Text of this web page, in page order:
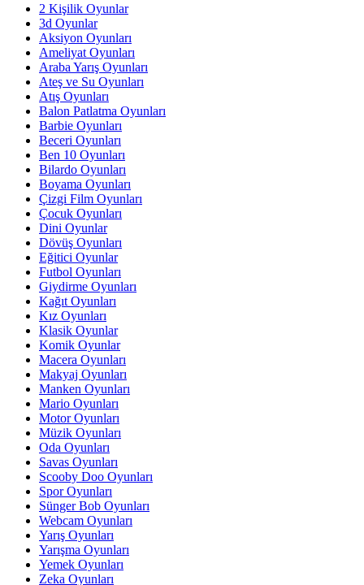
2 Kişilik Oyunlar
3d Oyunlar
Aksiyon Oyunları
Ameliyat Oyunları
Araba Yarış Oyunları
Ateş ve Su Oyunları
Atış Oyunları
Balon Patlatma Oyunları
Barbie Oyunları
Beceri Oyunları
Ben 10 Oyunları
Bilardo Oyunları
Boyama Oyunları
Çizgi Film Oyunları
Çocuk Oyunları
Dini Oyunlar
Dövüş Oyunları
Eğitici Oyunlar
Futbol Oyunları
Giydirme Oyunları
Kağıt Oyunları
Kız Oyunları
Klasik Oyunlar
Komik Oyunlar
Macera Oyunları
Makyaj Oyunları
Manken Oyunları
Mario Oyunları
Motor Oyunları
Müzik Oyunları
Oda Oyunları
Savas Oyunları
Scooby Doo Oyunları
Spor Oyunları
Sünger Bob Oyunları
Webcam Oyunları
Yarış Oyunları
Yarışma Oyunları
Yemek Oyunları
Zeka Oyunları